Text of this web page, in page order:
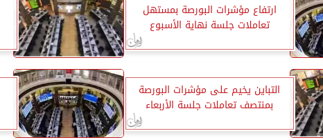
ارتفاع مؤشرات البورصة بمستهل
تعاملات جلسة نهاية الأسبوع
التباين يخيم على مؤشرات البورصة
بمنتصف تعاملات جلسة الأربعاء